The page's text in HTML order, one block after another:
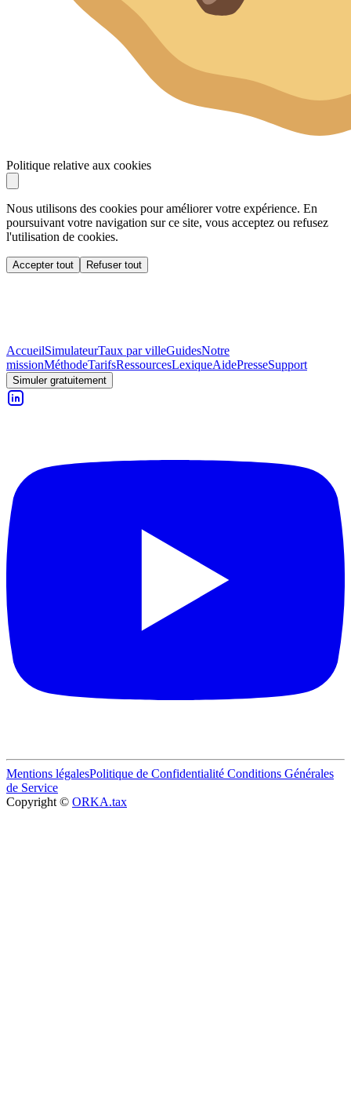
Politique relative aux cookies
Nous utilisons des cookies pour améliorer votre expérience. En
poursuivant votre navigation sur ce site, vous acceptez ou refusez
l'utilisation de cookies.
Accepter tout Refuser tout
AccueilSimulateurTaux par villeGuidesNotre
missionMéthodeTarifsRessourcesLexiqueAidePresseSupport
Simuler gratuitement
Mentions légalesPolitique de Confidentialité Conditions Générales
de Service
Copyright © ORKA.tax